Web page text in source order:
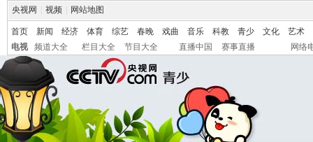
央视网 视频 网站地图
首页 新闻 经济 体育 综艺 春晚 戏曲 音乐 科教 青少 文化
艺术
电视
频道大全 栏目大全 节目大全 直播中国 赛事直播 网络